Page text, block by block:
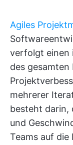
Agiles
verfolgt einen
des
mehrerer
besteht darin,
und
Teams auf